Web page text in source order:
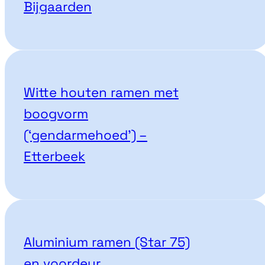
Bijgaarden
Witte houten ramen met
boogvorm
(‘gendarmehoed’) –
Etterbeek
Aluminium ramen (Star 75)